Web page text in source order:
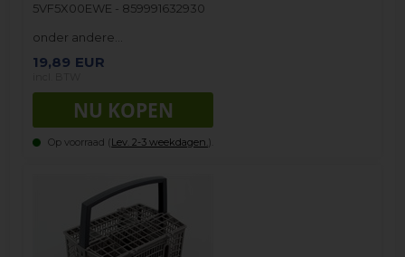
5VF5X00EWE - 859991632930
onder andere…
19,89 EUR
Op voorraad (Lev. 2-3 weekdagen. ).